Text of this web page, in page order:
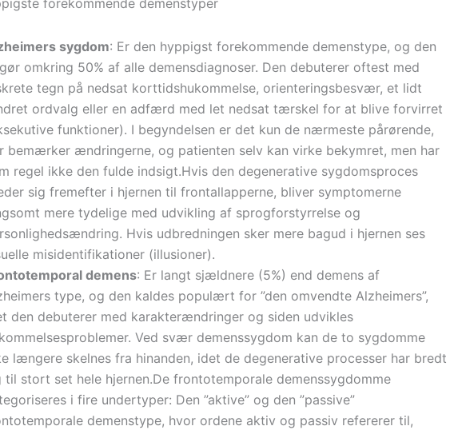
sygdom: Er den hyppigst forekommende demenstype, og den
omkring 50% af alle demensdiagnoser. Den debuterer oftest med
tegn på nedsat korttidshukommelse, orienteringsbesvær, et lidt
ordvalg eller en adfærd med let nedsat tærskel for at blive forvirret
funktioner). I begyndelsen er det kun de nærmeste pårørende,
bemærker ændringerne, og patienten selv kan virke bekymret, men har
regel ikke den fulde indsigt.Hvis den degenerative sygdomsproces
sig fremefter i hjernen til frontallapperne, bliver symptomerne
mere tydelige med udvikling af sprogforstyrrelse og
Hvis udbredningen sker mere bagud i hjernen ses
misidentifikationer (illusioner).
demens: Er langt sjældnere (5%) end demens af
type, og den kaldes populært for ”den omvendte Alzheimers”,
den debuterer med karakterændringer og siden udvikles
Ved svær demenssygdom kan de to sygdomme
længere skelnes fra hinanden, idet de degenerative processer har bredt
til stort set hele hjernen.De frontotemporale demenssygdomme
i fire undertyper: Den ”aktive” og den ”passive”
demenstype, hvor ordene aktiv og passiv refererer til,